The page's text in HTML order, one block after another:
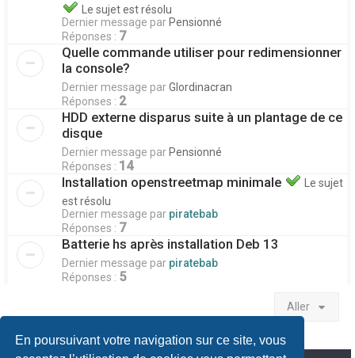
En poursuivant votre navigation sur ce site, vous
Le sujet est résolu
Dernier message par Pensionné
Réponses : 7
Quelle commande utiliser pour redimensionner
la console?
Dernier message parGlordinacran
Réponses : 2
HDD externe disparus suite à un plantage de ce
disque
Dernier message par Pensionné
Réponses : 14
Installation openstreetmap minimale
Le sujet
est résolu
Dernier message par piratebab
Réponses : 7
Batterie hs après installation Deb 13
Dernier message par piratebab
Réponses : 5
Aller